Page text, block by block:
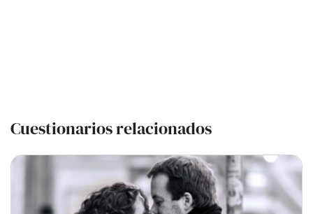
Cuestionarios relacionados